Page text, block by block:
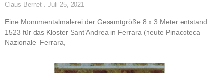
Claus Bernet Juli 25, 2021
Eine Monumentalmalerei der Gesamtgröße 8 x 3 Meter entstand
1523 für das Kloster Sant’Andrea in Ferrara (heute Pinacoteca
Nazionale, Ferrara,